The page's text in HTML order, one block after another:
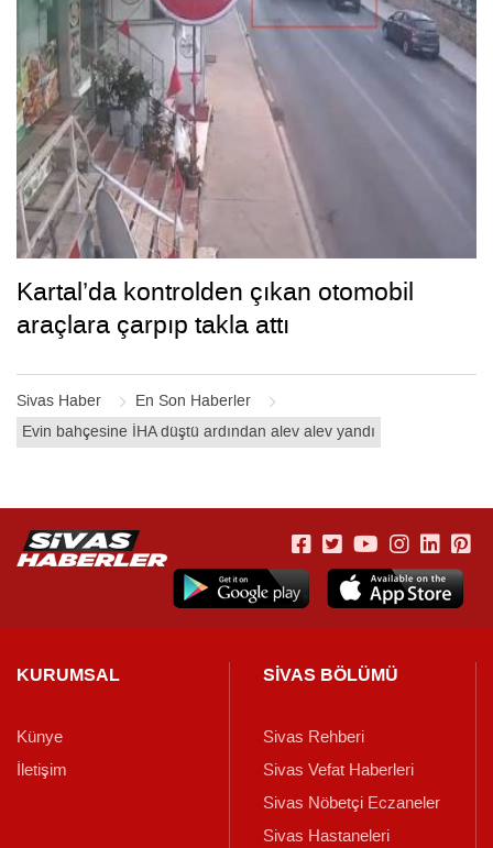
Sivas Haber
En Son Haberler
Evin bahçesine İHA düştü ardından alev alev yandı
Kartal’da kontrolden çıkan otomobil
araçlara çarpıp takla attı
KURUMSAL
Künye
İletişim
SİVAS BÖLÜMÜ
Sivas Rehberi
Sivas Vefat Haberleri
Sivas Nöbetçi Eczaneler
Sivas Hastaneleri